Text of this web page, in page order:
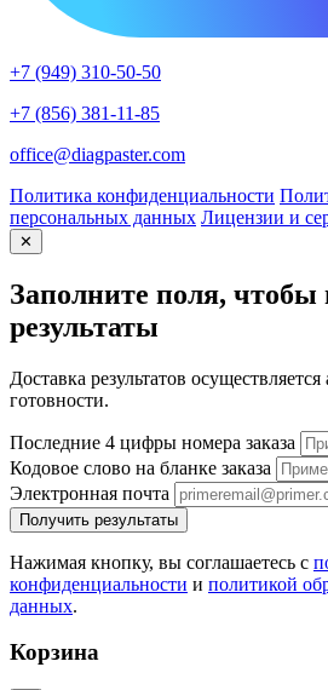
+7 (949) 310-50-50
+7 (856) 381-11-85
office@diagpaster.com
Политика конфиденциальности
персональных данных Лицензии и
✕
Заполните поля, чтобы
результаты
Доставка результатов
готовности.
Последние 4 цифры номера заказа
Кодовое слово на бланке заказа
Электронная почта
Получить результаты
Нажимая кнопку, вы соглашаетесь с
конфиденциальности и политикой
данных.
Корзина